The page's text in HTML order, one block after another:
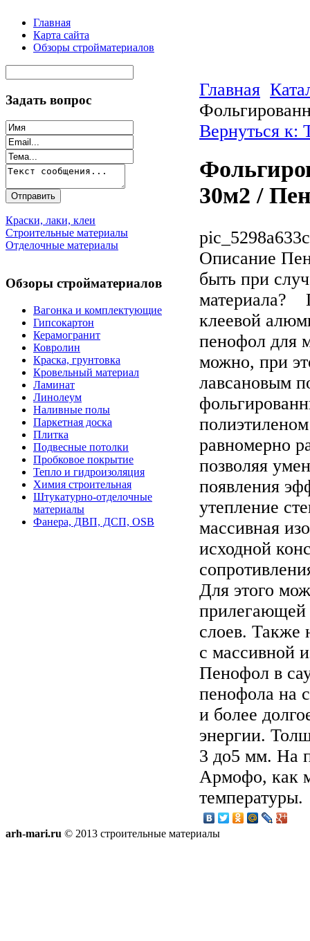
Главная
Карта сайта
Обзоры стройматериалов
Задать вопрос
Краски, лаки, клеи
Строительные материалы
Отделочные материалы
Обзоры стройматериалов
Вагонка и комплектующие
Гипсокартон
Керамогранит
Ковролин
Краска, грунтовка
Кровельный материал
Ламинат
Линолеум
Наливные полы
Паркетная доска
Плитка
Подвесные потолки
Пробковое покрытие
Тепло и гидроизоляция
Химия строительная
Штукатурно-отделочные
материалы
Фанера, ДВП, ДСП, OSB
Главная
Вернуться к:
30м2 /
Описание
быть при
материала?
клеевой
пенофол для
можно, при
лавсановым
равномерно
позволяя
появления
утепление
массивная
исходной
Для этого
прилегающей
слоев. Также
с массивной
Пенофол в
пенофола на
и более
энергии.
3 до5 мм. На
Армофо, как
температуры.
arh-mari.ru © 2013 строительные материалы